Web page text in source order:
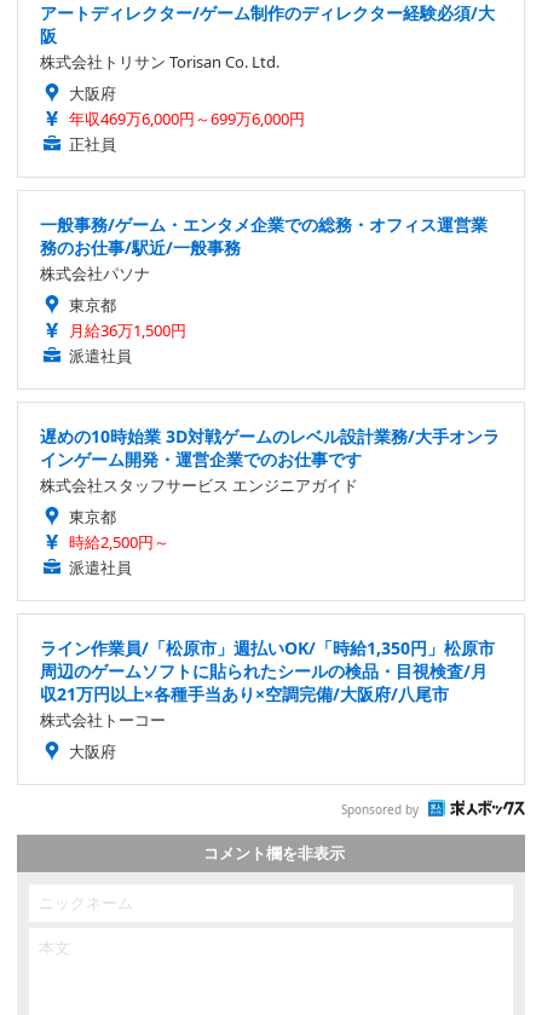
アートディレクター/ゲーム制作のディレクター経験必須/大
阪
株式会社トリサン Torisan Co. Ltd.
大阪府
年収469万6,000円～699万6,000円
正社員
一般事務/ゲーム・エンタメ企業での総務・オフィス運営業
務のお仕事/駅近/一般事務
株式会社パソナ
東京都
月給36万1,500円
派遣社員
遅めの10時始業 3D対戦ゲームのレベル設計業務/大手オンラ
インゲーム開発・運営企業でのお仕事です
株式会社スタッフサービス エンジニアガイド
東京都
時給2,500円～
派遣社員
ライン作業員/「松原市」週払いOK/「時給1,350円」松原市
周辺のゲームソフトに貼られたシールの検品・目視検査/月
収21万円以上×各種手当あり×空調完備/大阪府/八尾市
株式会社トーコー
大阪府
Sponsored by
コメント欄を非表示